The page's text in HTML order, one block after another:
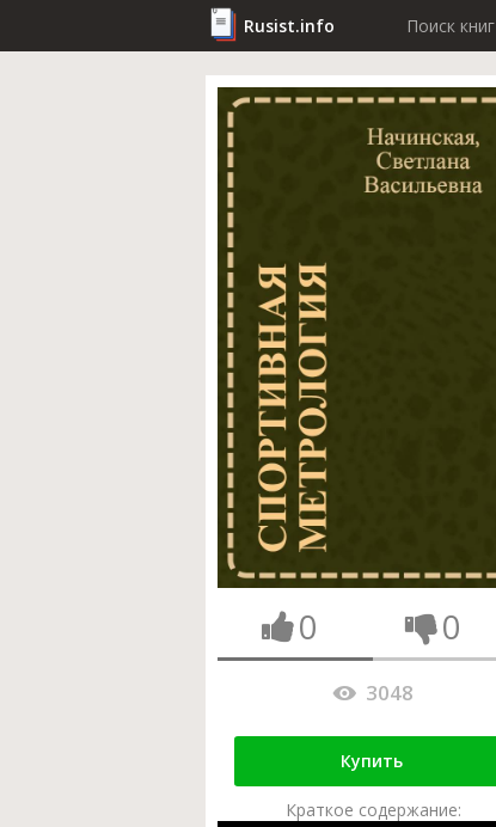
Rusist.info Поиск книг
0 0
3048
Купить
Краткое содержание: